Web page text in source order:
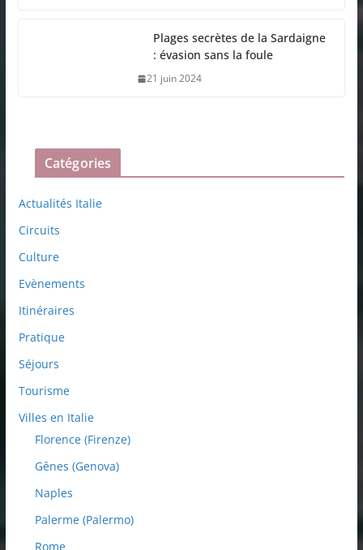
Plages secrètes de la Sardaigne
: évasion sans la foule
21 juin 2024
Catégories
Actualités Italie
Circuits
Culture
Evènements
Itinéraires
Pratique
Séjours
Tourisme
Villes en Italie
Florence (Firenze)
Gênes (Genova)
Naples
Palerme (Palermo)
Rome